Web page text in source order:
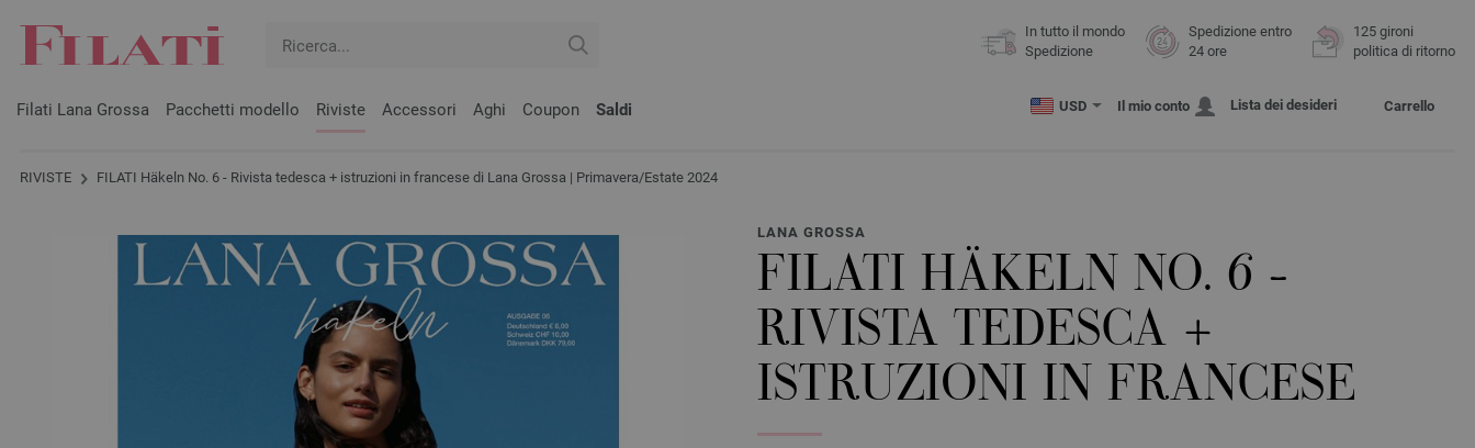
In tutto il mondo
Spedizione
Spedizione entro
24 ore
125 gironi
politica di ritorno
Filati Lana Grossa Pacchetti modello Riviste Accessori Aghi Coupon Saldi USD Il mio conto Lista dei desideri Carrello
RIVISTE FILATI Häkeln No. 6 - Rivista tedesca + istruzioni in francese di Lana Grossa | Primavera/Estate 2024
LANA GROSSA
FILATI HÄKELN NO. 6 -
RIVISTA TEDESCA +
ISTRUZIONI IN FRANCESE